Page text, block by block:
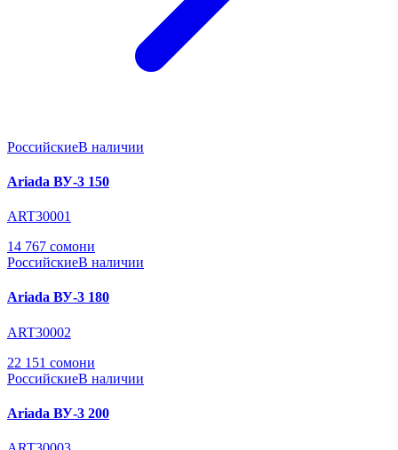
РоссийскиеВ наличии
Ariada ВУ-3 150
ART30001
14 767 сомони
РоссийскиеВ наличии
Ariada ВУ-3 180
ART30002
22 151 сомони
РоссийскиеВ наличии
Ariada ВУ-3 200